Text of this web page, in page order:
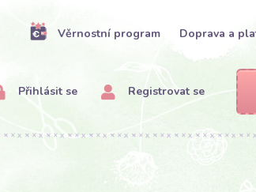
Věrnostní program Doprava a
Přihlásit se Registrovat se